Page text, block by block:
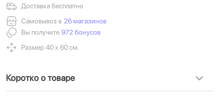
Доставка бесплатно
Самовывоз в 26 магазинов
Вы получите 972 бонусов
Размер 40 х 60 см.
Коротко о товаре